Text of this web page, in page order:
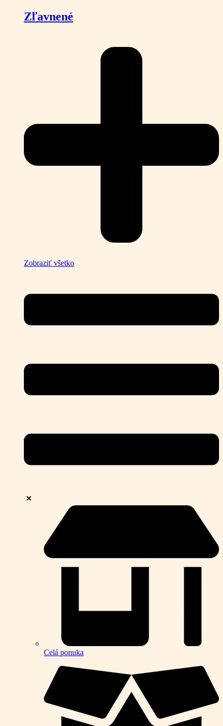
Zľavnené
Zobraziť všetko
Celá ponuka